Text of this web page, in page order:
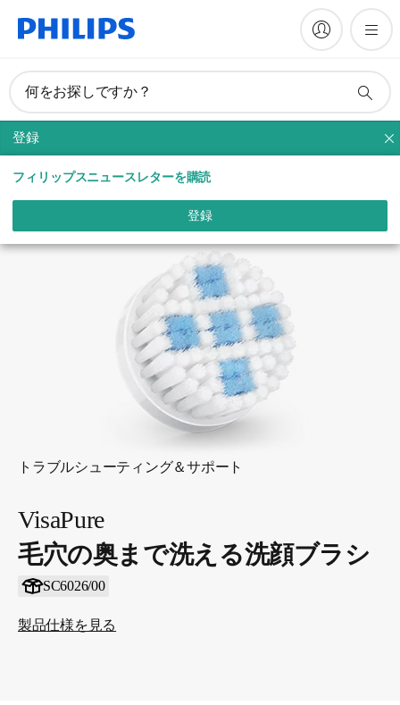
何をお探しですか？
登録
フィリップスニュースレターを購読
登録
洗顔ケア
トラブルシューティング＆サポート
VisaPure
毛穴の奥まで洗える洗顔ブラシ
SC6026/00
製品仕様を見る